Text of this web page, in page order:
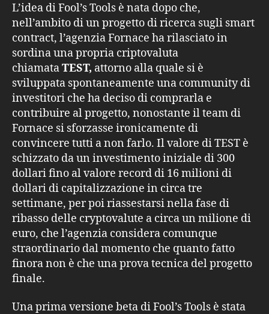
L’idea di Fool’s Tools è nata dopo che,
nell’ambito di un progetto di ricerca sugli smart
contract, l’agenzia Fornace ha rilasciato in
sordina una propria criptovaluta
chiamataTEST, attorno alla quale si è
sviluppata spontaneamente una community di
investitori che ha deciso di comprarla e
contribuire al progetto, nonostante il team di
Fornace si sforzasse ironicamente di
convincere tutti a non farlo. Il valore di TEST è
schizzato da un investimento iniziale di 300
dollari fino al valore record di 16 milioni di
dollari di capitalizzazione in circa tre
settimane, per poi riassestarsi nella fase di
ribasso delle cryptovalute a circa un milione di
euro, che l’agenzia considera comunque
straordinario dal momento che quanto fatto
finora non è che una prova tecnica del progetto
finale.
Una prima versione beta di Fool’s Tools è stata